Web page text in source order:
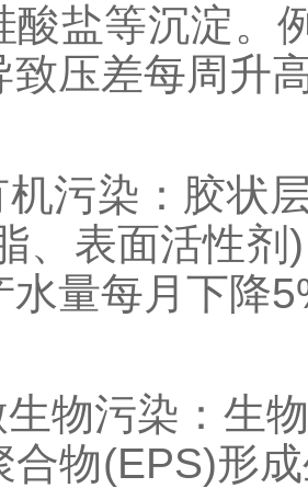
酸盐等沉淀。
致压差每周升
染：胶状层
、表面活性
水量每月下降
污染：生物
合物(EPS)形